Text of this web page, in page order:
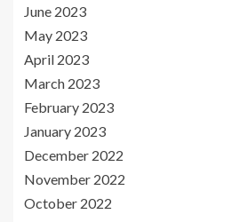
June 2023
May 2023
April 2023
March 2023
February 2023
January 2023
December 2022
November 2022
October 2022